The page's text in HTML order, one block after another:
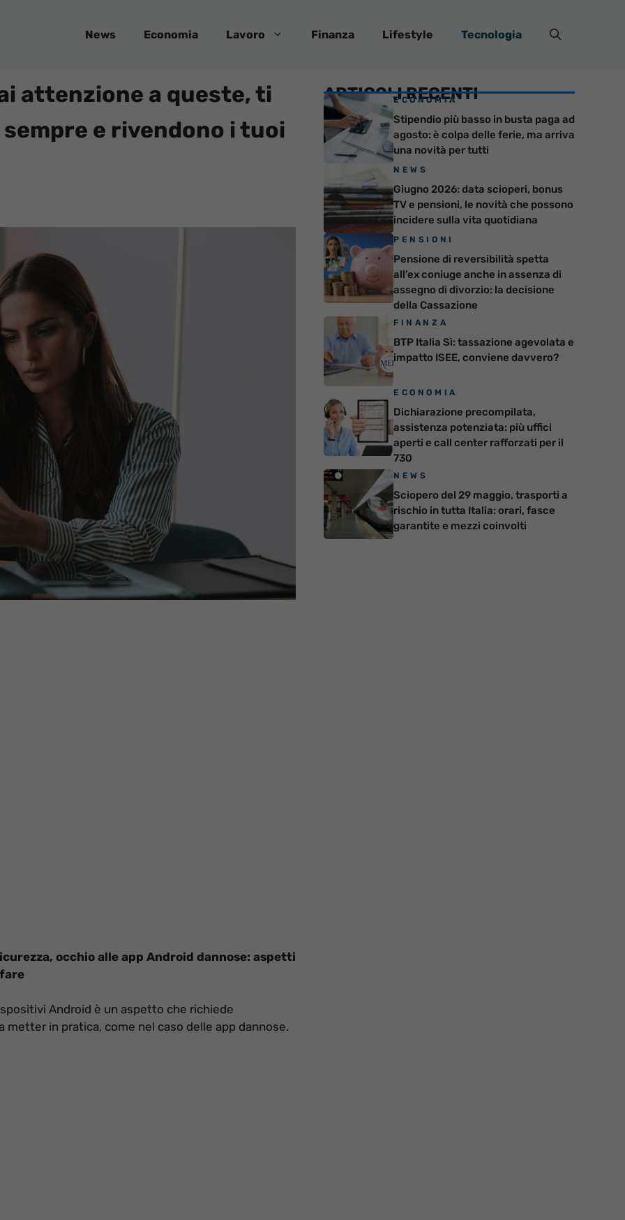
News Economia Lavoro Finanza Lifestyle Tecnologia
attenzione a queste, ti
e rivendono i tuoi
occhio alle app Android dannose: aspetti
Android è un aspetto che richiede
in pratica, come nel caso delle app dannose.
ARTICOLI RECENTI
ECONOMIA
Stipendio più basso in busta paga ad
agosto: è colpa delle ferie, ma arriva
una novità per tutti
NEWS
Giugno 2026: data scioperi, bonus
TV e pensioni, le novità che possono
incidere sulla vita quotidiana
PENSIONI
Pensione di reversibilità spetta
all’ex coniuge anche in assenza di
assegno di divorzio: la decisione
della Cassazione
FINANZA
BTP Italia Sì: tassazione agevolata e
impatto ISEE, conviene davvero?
ECONOMIA
Dichiarazione precompilata,
assistenza potenziata: più uffici
aperti e call center rafforzati per il
730
NEWS
Sciopero del 29 maggio, trasporti a
rischio in tutta Italia: orari, fasce
garantite e mezzi coinvolti